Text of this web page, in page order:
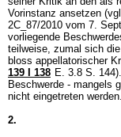
Vorinstanz ansetzen
2C_87/2010 vom 7.
vorliegende
teilweise, zumal sich
bloss appellatorischer
139 I 138 E. 3.8 S.
Beschwerde - mangels
nicht eingetreten
2.